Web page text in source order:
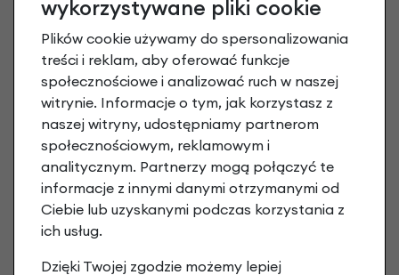
Nakrętka zabezpieczająca na oś piasty
AbusNutFix M9
129,90 zł
wykorzystywane pliki cookie
Plików cookie używamy do spersonalizowania
treści i reklam, aby oferować funkcje
społecznościowe i analizować ruch w naszej
witrynie. Informacje o tym, jak korzystasz z
naszej witryny, udostępniamy partnerom
społecznościowym, reklamowym i
analitycznym. Partnerzy mogą połączyć te
informacje z innymi danymi otrzymanymi od
Ciebie lub uzyskanymi podczas korzystania z
ich usług.
Dzięki Twojej zgodzie możemy lepiej